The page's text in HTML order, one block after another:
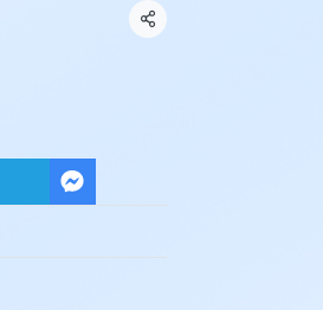
Share